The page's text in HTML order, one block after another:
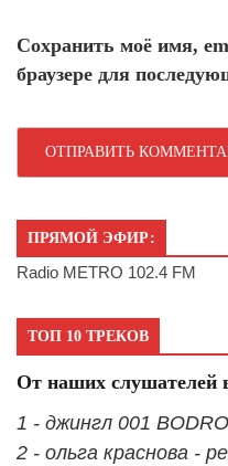
Сохранить моё имя,
браузере для
ПРЯМОЙ ЭФИР:
Radio METRO 102.4 FM
ТОП 10 ТРЕКОВ
От наших слушателей
1 - джингл 001
2 - ольга краснова -